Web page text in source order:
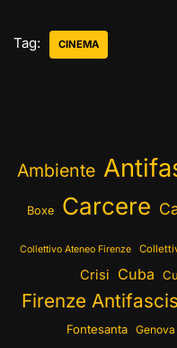
Tag: CINEMA
Ambiente
Boxe Carcere
Collettivo Ateneo Firenze
Crisi Cuba
Firenze
Fontesanta